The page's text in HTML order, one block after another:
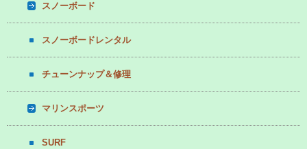
スノーボード
スノーボードレンタル
チューンナップ＆修理
マリンスポーツ
SURF